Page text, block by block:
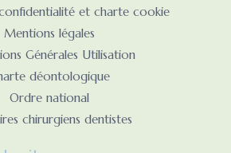
et charte cookie
Mentions légales
Générales Utilisation
déontologique
Ordre national
chirurgiens dentistes